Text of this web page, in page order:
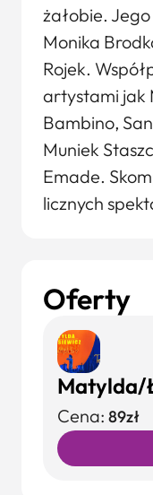
żałobie.
Monika
Rojek.
artystami jak
Bambino,
Muniek
Emade.
licznych
Oferty
Matylda/
Cena: 89zł